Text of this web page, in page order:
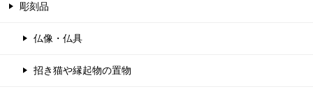
彫刻品
仏像・仏具
招き猫や縁起物の置物